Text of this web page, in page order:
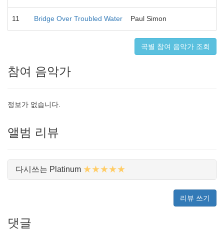
11 Bridge Over Troubled Water Paul Simon
곡별 참여 음악가 조회
참여 음악가
정보가 없습니다.
앨범 리뷰
다시쓰는 Platinum ★★★★★
리뷰 쓰기
댓글